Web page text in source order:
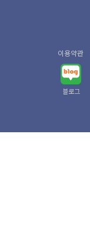
이용약관
블로그